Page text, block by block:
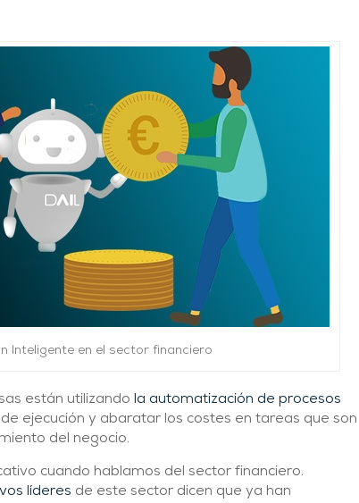
Inteligente en el sector financiero
están utilizando la automatización de procesos
ejecución y abaratar los costes en tareas que son
del negocio.
cuando hablamos del sector financiero.
líderes de este sector dicen que ya han